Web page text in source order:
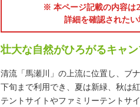
※ 本ページ記載の内容は
詳細を確認された
壮大な自然がひろがるキャ
清流「馬瀬川」の上流に位置し、ブ
下旬まで利用でき、夏は新緑、秋は
テントサイトやファミリーテントサ